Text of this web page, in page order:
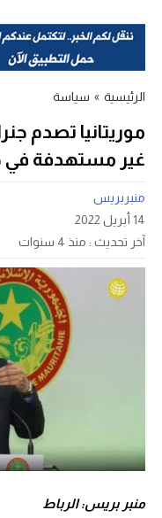
الرئيسية » سياسة
موريتانيا تصدم
غير مستهدفة في
منبربريس
14 أبريل 2022
آخر تحديث : منذ 4 سنوات
منبر بريس: الرباط